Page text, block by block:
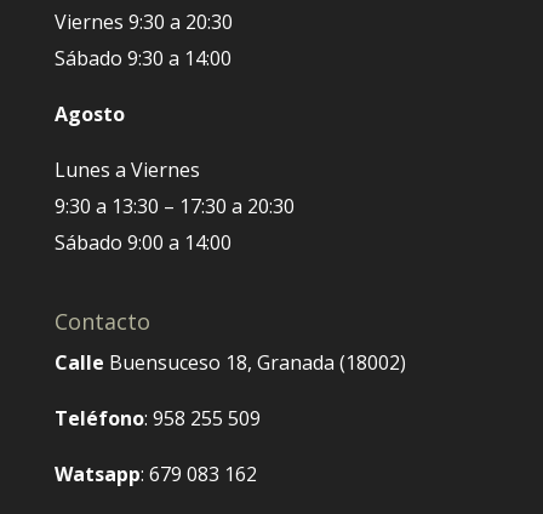
Viernes 9:30 a 20:30
Sábado 9:30 a 14:00
Agosto
Lunes a Viernes
9:30 a 13:30 – 17:30 a 20:30
Sábado 9:00 a 14:00
Contacto
Calle Buensuceso 18, Granada (18002)
Teléfono: 958 255 509
Watsapp: 679 083 162